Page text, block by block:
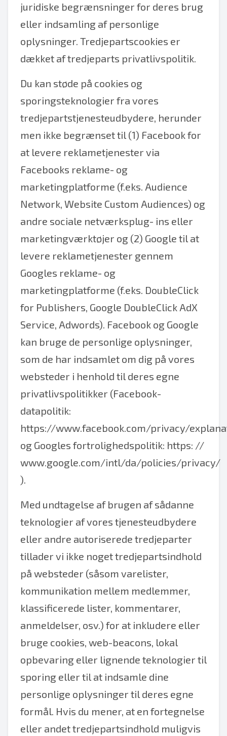
juridiske begrænsninger for deres brug
eller indsamling af personlige
oplysninger. Tredjepartscookies er
dækket af tredjeparts privatlivspolitik.
Du kan støde på cookies og
sporingsteknologier fra vores
tredjepartstjenesteudbydere, herunder
men ikke begrænset til (1) Facebook for
at levere reklametjenester via
Facebooks reklame- og
marketingplatforme (f.eks. Audience
Network, Website Custom Audiences) og
andre sociale netværksplug- ins eller
marketingværktøjer og (2) Google til at
levere reklametjenester gennem
Googles reklame- og
marketingplatforme (f.eks. DoubleClick
for Publishers, Google DoubleClick AdX
Service, Adwords). Facebook og Google
kan bruge de personlige oplysninger,
som de har indsamlet om dig på vores
websteder i henhold til deres egne
privatlivspolitikker (Facebook-
datapolitik:
https://www.facebook.com/privacy/
og Googles fortrolighedspolitik: https: //
www.google.com/intl/da/policies/privacy/
).
Med undtagelse af brugen af sådanne
teknologier af vores tjenesteudbydere
eller andre autoriserede tredjeparter
tillader vi ikke noget tredjepartsindhold
på websteder (såsom varelister,
kommunikation mellem medlemmer,
klassificerede lister, kommentarer,
anmeldelser, osv.) for at inkludere eller
bruge cookies, web-beacons, lokal
opbevaring eller lignende teknologier til
sporing eller til at indsamle dine
personlige oplysninger til deres egne
formål. Hvis du mener, at en fortegnelse
eller andet tredjepartsindhold muligvis